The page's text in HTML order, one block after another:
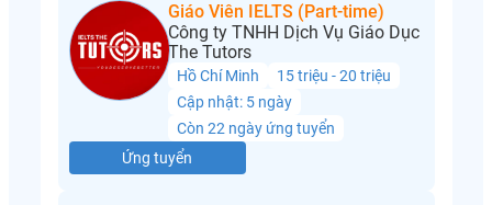
Giáo Viên IELTS (Part-time)
Công ty TNHH Dịch Vụ Giáo Dục
The Tutors
Hồ Chí Minh
15 triệu - 20 triệu
Cập nhật: 5 ngày
Còn 22 ngày ứng tuyển
Ứng tuyển